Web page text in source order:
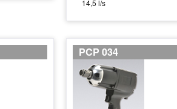
14,5 l/s
PCP 034